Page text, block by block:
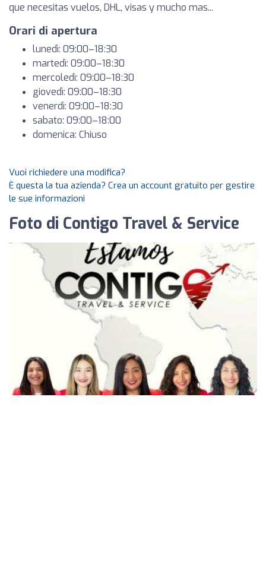
que necesitas vuelos, DHL, visas y mucho mas...
Orari di apertura
lunedì: 09:00–18:30
martedì: 09:00–18:30
mercoledì: 09:00–18:30
giovedì: 09:00–18:30
venerdì: 09:00–18:30
sabato: 09:00–18:00
domenica: Chiuso
Vuoi richiedere una modifica?
È questa la tua azienda? Crea un account gratuito per gestire
le sue informazioni
Foto di Contigo Travel & Service